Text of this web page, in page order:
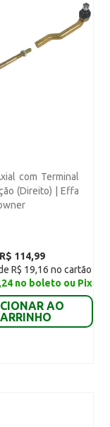
com Terminal
(Direito) | Effa
R$ 114,99
R$ 19,16 no cartão
no boleto ou Pix
AO